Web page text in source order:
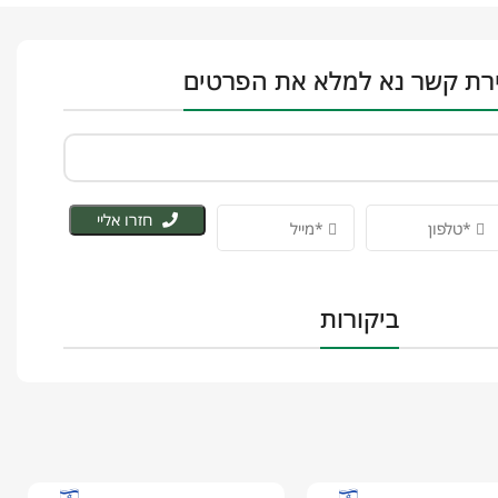
קשר נא למלא את הפרטים
חזרו אליי
ביקורות